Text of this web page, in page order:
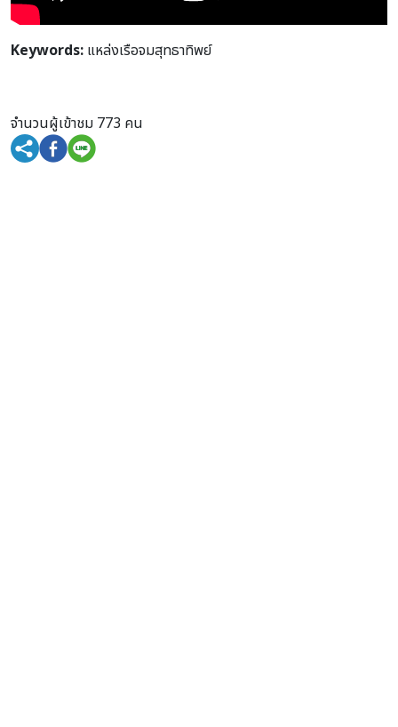
Keywords: แหล่งเรือจมสุทธาทิพย์
จำนวนผู้เข้าชม 773 คน